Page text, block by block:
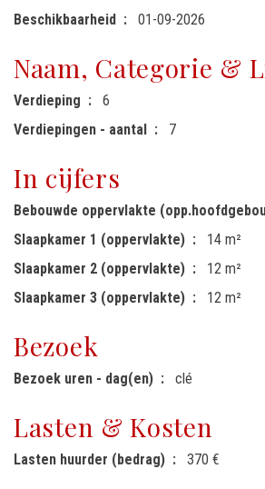
Beschikbaarheid
01-09-2026
Naam, Categorie &
Verdieping
6
Verdiepingen - aantal
7
In cijfers
Bebouwde oppervlakte
Slaapkamer 1 (oppervlakte)
14 m²
Slaapkamer 2 (oppervlakte)
12 m²
Slaapkamer 3 (oppervlakte)
12 m²
Bezoek
Bezoek uren - dag(en) clé
Lasten & Kosten
Lasten huurder (bedrag) 370 €